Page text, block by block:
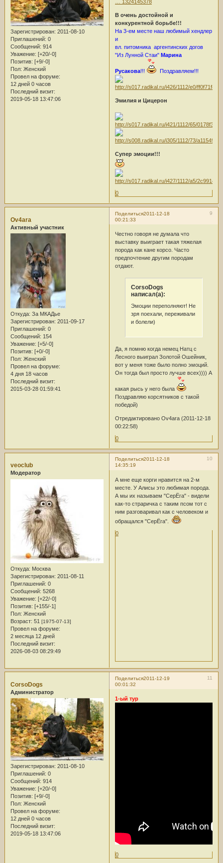
Зарегистрирован: 2011-08-10
Приглашений: 0
Сообщений: 914
Уважение: [+20/-0]
Позитив: [+9/-0]
Пол: Женский
Провел на форуме:
12 дней 0 часов
Последний визит:
2019-05-18 13:47:06
… 1324145378
В очень достойной и
конкурентной борьбе!!!
На 3-ем месте наш любимый хендлер
и
вл. питомника аргентинских догов
"Из Лунной Стаи" Марина
Русакова!!! Поздравляем!!!
Эмилия и Цицерон
Супер эмоции!!!
0
Поделиться 9
2011-12-18
00:21:33
Ov4ara
Активный участник
Откуда: За МКАДье
Зарегистрирован: 2011-09-17
Приглашений: 0
Сообщений: 154
Уважение: [+5/-0]
Позитив: [+0/-0]
Пол: Женский
Провел на форуме:
4 дня 18 часов
Последний визит:
2015-03-28 01:59:41
Честно говоря не думала что
выставку выиграет такая тяжелая
порода как кане корсо. Часто
предпочтение другим породам
отдают.
CorsoDogs
написал(а):
Эмоции переполняют! Не
зря поехали, переживали
и болели)
Да, я помню когда немец Натц с
Лесного выиграл Золотой Ошейник,
вот у меня тоже было полно эмоций.
Он тогда был просто лучше всех)))) А
какая рысь у него была
Поздравляю корсятников с такой
победой)
Отредактировано Ov4ara (2011-12-18
00:22:58)
0
Поделиться 10
2011-12-18
14:35:19
veoclub
Модератор
Откуда: Москва
Зарегистрирован: 2011-08-11
Приглашений: 0
Сообщений: 5268
Уважение: [+22/-0]
Позитив: [+155/-1]
Пол: Женский
Возраст: 51 [1975-07-13]
Провел на форуме:
2 месяца 12 дней
Последний визит:
2026-08-03 08:29:49
А мне еще корги нравится на 2-м
месте. У Алисы это любимая порода.
А мы их называем "СерЁга" - видели
как-то страричка с таким псом тот с
ним разговаривал как с человеком и
обращался "СерЁга".
0
Поделиться 11
2011-12-19
00:01:32
CorsoDogs
Администратор
Зарегистрирован: 2011-08-10
Приглашений: 0
Сообщений: 914
Уважение: [+20/-0]
Позитив: [+9/-0]
Пол: Женский
Провел на форуме:
12 дней 0 часов
Последний визит:
2019-05-18 13:47:06
1-ый тур
0